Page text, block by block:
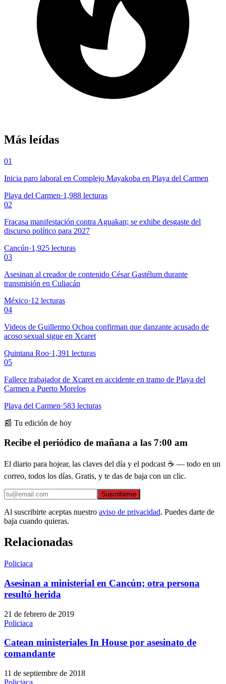
Más leídas
01
Inicia paro laboral en Complejo Mayakoba en Playa del Carmen
Playa del Carmen·1,988 lecturas
02
Fracasa manifestación contra Aguakan; se exhibe desgaste del
discurso político para 2027
Cancún·1,925 lecturas
03
Asesinan al creador de contenido César Gastélum durante
transmisión en Culiacán
México·12 lecturas
04
Videos de Guillermo Ochoa confirman que danzante acusado de
acoso sexual sigue en Xcaret
Quintana Roo·1,391 lecturas
05
Fallece trabajador de Xcaret en accidente en tramo de Playa del
Carmen a Puerto Morelos
Playa del Carmen·583 lecturas
📰 Tu edición de hoy
Recibe el periódico de mañana a las 7:00 am
El diario para hojear, las claves del día y el podcast ☕ — todo en un
correo, todos los días. Gratis, y te das de baja con un clic.
Suscribirme
Al suscribirte aceptas nuestro aviso de privacidad. Puedes darte de
baja cuando quieras.
Relacionadas
Policiaca
Asesinan a ministerial en Cancún; otra persona
resultó herida
21 de febrero de 2019
Policiaca
Catean ministeriales In House por asesinato de
comandante
11 de septiembre de 2018